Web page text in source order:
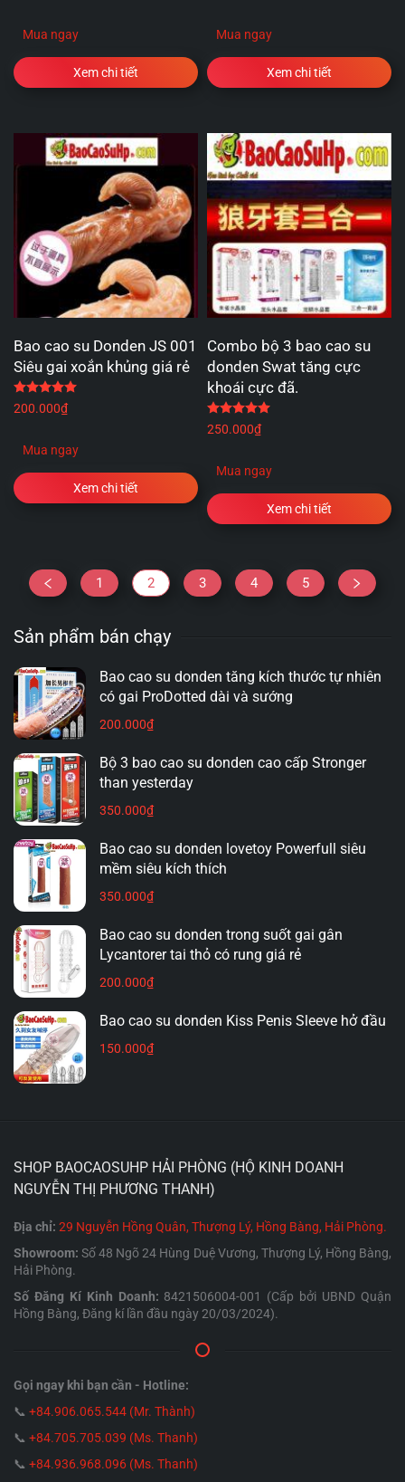
Mua ngay
Xem chi tiết
Mua ngay
Xem chi tiết
Bao cao su Donden JS 001
Siêu gai xoắn khủng giá rẻ
5 sao
200.000₫
Mua ngay
Xem chi tiết
Combo bộ 3 bao cao su
donden Swat tăng cực
khoái cực đã.
250.000₫
Mua ngay
Xem chi tiết
1 2 3 4 5
Sản phẩm bán chạy
Bao cao su donden tăng kích thước tự nhiên
có gai ProDotted dài và sướng
200.000₫
Bộ 3 bao cao su donden cao cấp Stronger
than yesterday
350.000₫
Bao cao su donden lovetoy Powerfull siêu
mềm siêu kích thích
350.000₫
Bao cao su donden trong suốt gai gân
Lycantorer tai thỏ có rung giá rẻ
200.000₫
Bao cao su donden Kiss Penis Sleeve hở đầu
150.000₫
SHOP BAOCAOSUHP HẢI PHÒNG (HỘ KINH DOANH
NGUYỄN THỊ PHƯƠNG THANH)
Địa chỉ: 29 Nguyễn Hồng Quân, Thượng Lý, Hồng Bàng, Hải Phòng.
Showroom: Số 48 Ngõ 24 Hùng Duệ Vương, Thượng Lý, Hồng Bàng,
Hải Phòng.
Số Đăng Kí Kinh Doanh: 8421506004-001 (Cấp bởi UBND Quận
Hồng Bàng, Đăng kí lần đầu ngày 20/03/2024).
Gọi ngay khi bạn cần - Hotline:
📞 +84.906.065.544 (Mr. Thành)
📞 +84.705.705.039 (Ms. Thanh)
📞 +84.936.968.096 (Ms. Thanh)